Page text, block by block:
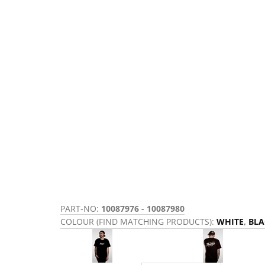
PART-NO: 10087976 - 10087980
COLOUR (FIND MATCHING PRODUCTS): WHITE,